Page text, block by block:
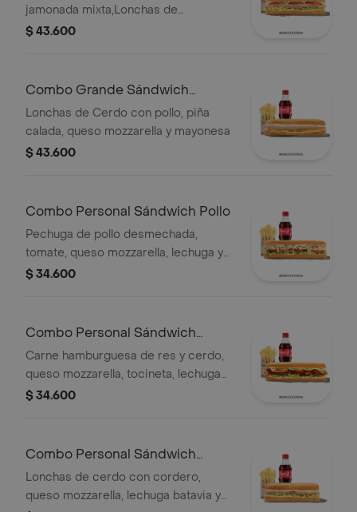
jamonada mixta,Lonchas de
cerdo,cordero y res,
Qbano
$ 43.600
Combo Grande Sándwich
Hawaiano
Lonchas de Cerdo con pollo, piña
calada, queso mozzarella y mayonesa
$ 43.600
Combo Personal Sándwich Pollo
Pechuga de pollo desmechada,
tomate, queso mozzarella, lechuga y
mayonesa, papas a la francesa y
$ 34.600
Combo Personal Sándwich
Burguer
Carne hamburguesa de res y cerdo,
queso mozzarella, tocineta, lechuga
Batavia, tomate, pepinillos, salsa BBQ
$ 34.600
Combo Personal Sándwich
Cordero
Lonchas de cerdo con cordero,
queso mozzarella, lechuga batavia y